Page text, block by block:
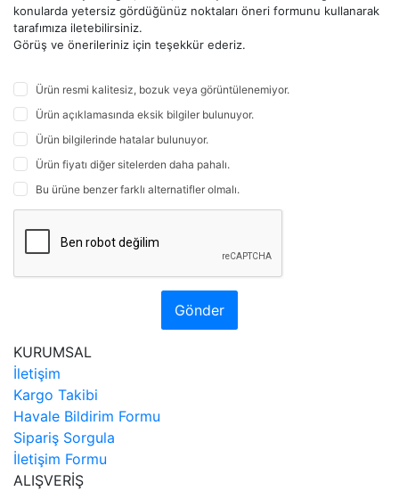
konularda yetersiz gördüğünüz noktaları öneri formunu kullanarak
tarafımıza iletebilirsiniz.
Görüş ve önerileriniz için teşekkür ederiz.
Ürün resmi kalitesiz, bozuk veya görüntülenemiyor.
Ürün açıklamasında eksik bilgiler bulunuyor.
Ürün bilgilerinde hatalar bulunuyor.
Ürün fiyatı diğer sitelerden daha pahalı.
Bu ürüne benzer farklı alternatifler olmalı.
Gönder
KURUMSAL
İletişim
Kargo Takibi
Havale Bildirim Formu
Sipariş Sorgula
İletişim Formu
ALIŞVERİŞ